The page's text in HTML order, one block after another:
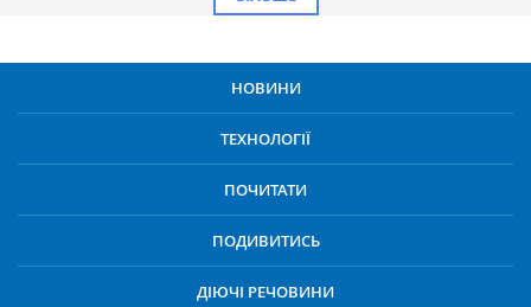
НОВИНИ
ТЕХНОЛОГІЇ
ПОЧИТАТИ
ПОДИВИТИСЬ
ДІЮЧІ РЕЧОВИНИ